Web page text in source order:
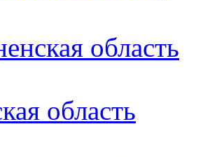
область
область